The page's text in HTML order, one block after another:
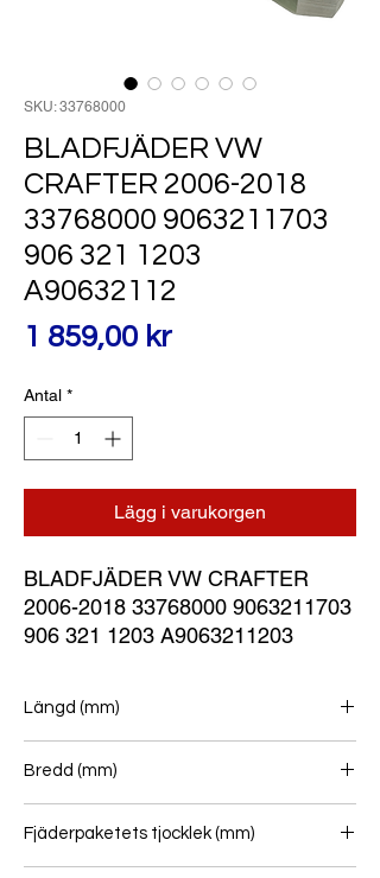
SKU: 33768000
BLADFJÄDER VW
CRAFTER 2006-2018
33768000 9063211703
906 321 1203
A90632112
1 859,00 krPris
Antal *
Lägg i varukorgen
BLADFJÄDER VW CRAFTER
2006-2018 33768000 9063211703
906 321 1203 A9063211203
Längd (mm)
Bredd (mm)
Fjäderpaketets tjocklek (mm)